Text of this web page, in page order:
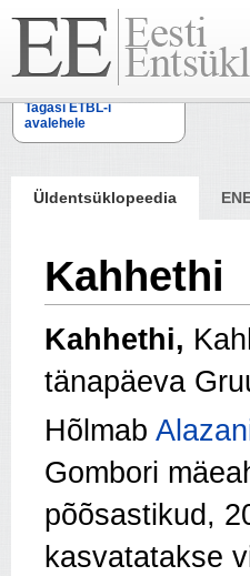
Tagasi ETBL-i
avalehele
Üldentsüklopeedia
Kahhethi
Kahhethi,
tänapäeva
Hõlmab
Gombori
põõsastikud,
kasvatatakse